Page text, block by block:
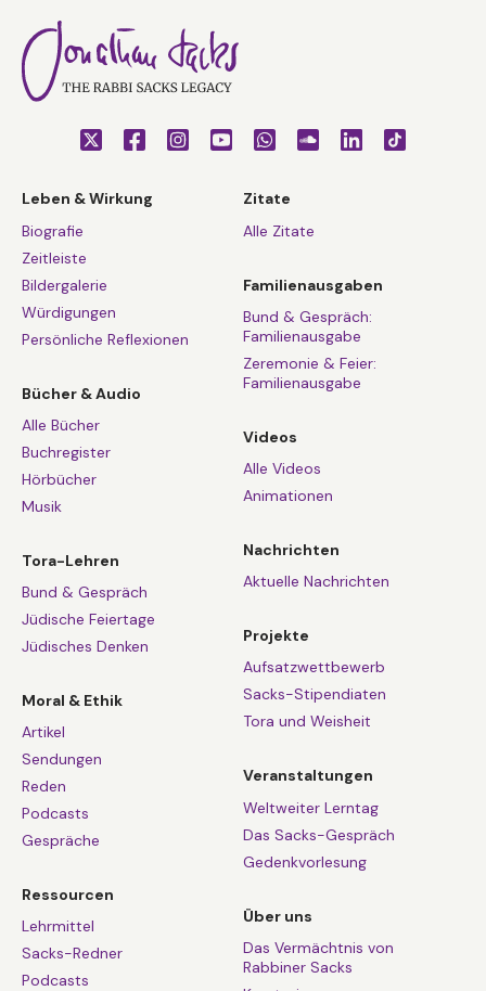
Leben & Wirkung
Biografie
Zeitleiste
Bildergalerie
Würdigungen
Persönliche Reflexionen
Bücher & Audio
Alle Bücher
Buchregister
Hörbücher
Musik
Tora-Lehren
Bund & Gespräch
Jüdische Feiertage
Jüdisches Denken
Moral & Ethik
Artikel
Sendungen
Reden
Podcasts
Gespräche
Ressourcen
Lehrmittel
Sacks-Redner
Podcasts
Zitate
Alle Zitate
Familienausgaben
Bund & Gespräch:
Familienausgabe
Zeremonie & Feier:
Familienausgabe
Videos
Alle Videos
Animationen
Nachrichten
Aktuelle Nachrichten
Projekte
Aufsatzwettbewerb
Sacks-Stipendiaten
Tora und Weisheit
Veranstaltungen
Weltweiter Lerntag
Das Sacks-Gespräch
Gedenkvorlesung
Über uns
Das Vermächtnis von
Rabbiner Sacks